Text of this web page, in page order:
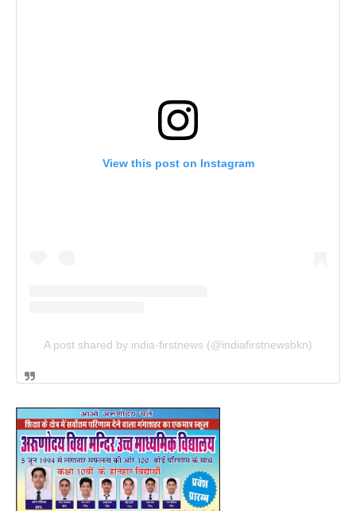
View this post on Instagram
A post shared by india-firstnews (@indiafirstnewsbkn)